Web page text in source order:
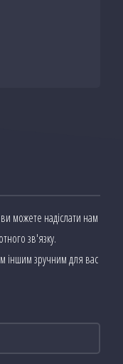
можете надіслати нам
зв'язку.
іншим зручним для вас